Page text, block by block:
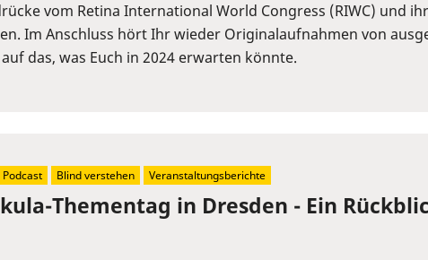
vom Retina International World Congress (RIWC) und
Im Anschluss hört Ihr wieder Originalaufnahmen von
das, was Euch in 2024 erwarten könnte.
Thementag in Dresden - Ein
Podcast Blind verstehen Veranstaltungsberichte